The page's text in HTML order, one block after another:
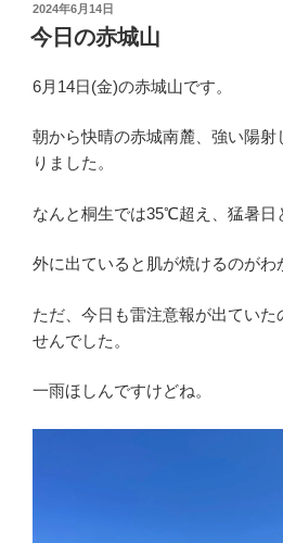
投
稿
日:
2024年6月14日
今日の赤城山
6月14日(金)の赤城山です。
朝から快晴の赤城南麓、強い陽射
りました。
なんと桐生では35℃超え、猛暑日
外に出ていると肌が焼けるのがわ
ただ、今日も雷注意報が出ていた
せんでした。
一雨ほしんですけどね。